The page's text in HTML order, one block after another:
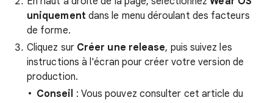
uniquement dans le menu déroulant des facteurs
de forme.
Cliquez sur Créer une release, puis suivez les
instructions à l'écran pour créer votre version de
production.
Conseil : Vous pouvez consulter cet article du